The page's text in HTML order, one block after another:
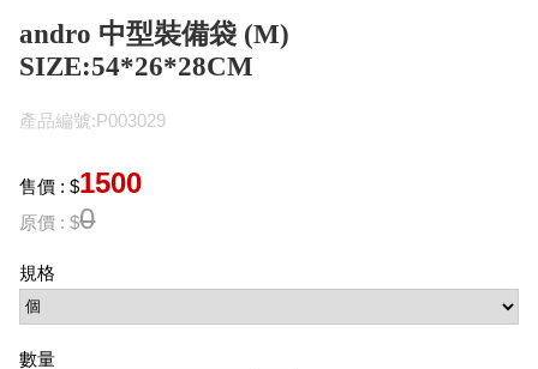
andro 中型裝備袋 (M)
SIZE:54*26*28CM
產品編號:P003029
售價 : $1500
原價 : $0
規格
數量